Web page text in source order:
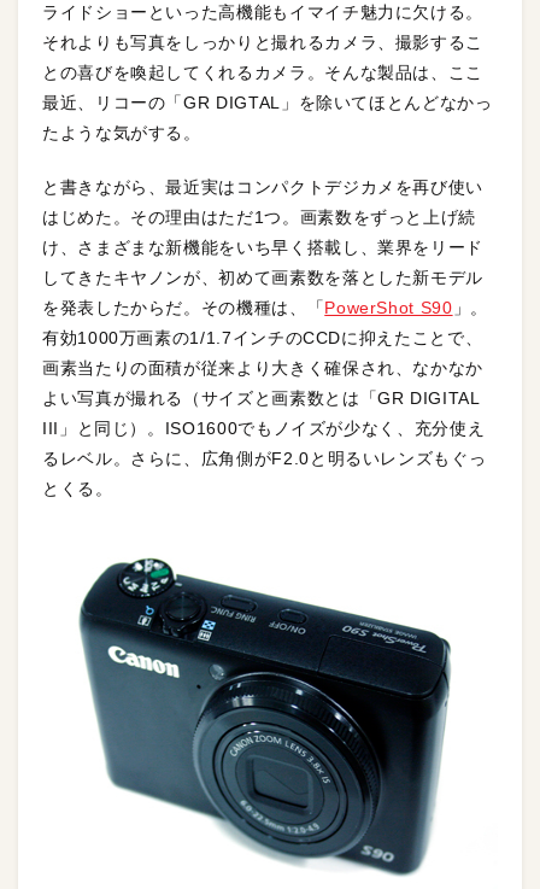
ライドショーといった高機能もイマイチ魅力に欠ける。
それよりも写真をしっかりと撮れるカメラ、撮影するこ
との喜びを喚起してくれるカメラ。そんな製品は、ここ
最近、リコーの「GR DIGTAL」を除いてほとんどなかっ
たような気がする。
と書きながら、最近実はコンパクトデジカメを再び使い
はじめた。その理由はただ1つ。画素数をずっと上げ続
け、さまざまな新機能をいち早く搭載し、業界をリード
してきたキヤノンが、初めて画素数を落とした新モデル
を発表したからだ。その機種は、「PowerShot S90 」。
有効1000万画素の1/1.7インチのCCDに抑えたことで、
画素当たりの面積が従来より大きく確保され、なかなか
よい写真が撮れる（サイズと画素数とは「GR DIGITAL
III」と同じ）。ISO1600でもノイズが少なく、充分使え
るレベル。さらに、広角側がF2.0と明るいレンズもぐっ
とくる。